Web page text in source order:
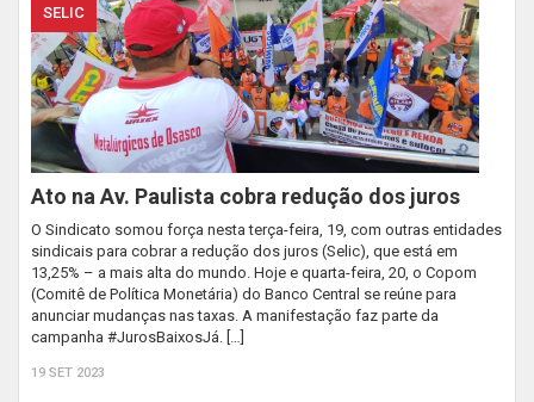
SELIC
Ato na Av. Paulista cobra redução dos juros
O Sindicato somou força nesta terça-feira, 19, com outras entidades
sindicais para cobrar a redução dos juros (Selic), que está em
13,25% – a mais alta do mundo. Hoje e quarta-feira, 20, o Copom
(Comitê de Política Monetária) do Banco Central se reúne para
anunciar mudanças nas taxas. A manifestação faz parte da
campanha #JurosBaixosJá. […]
19 SET 2023